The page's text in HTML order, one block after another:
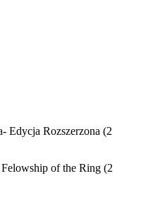
Edycja Rozszerzona (2
of the Ring (2